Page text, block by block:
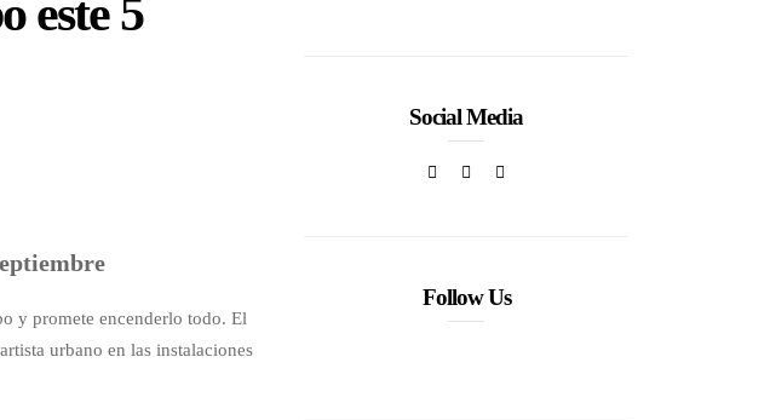
este 5
y promete encenderlo todo. El
urbano en las instalaciones
Social Media
Follow Us